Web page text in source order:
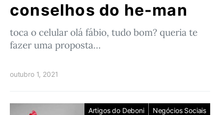
conselhos do he-man
toca o celular olá fábio, tudo bom? queria te
fazer uma proposta…
outubro 1, 2021
Artigos do Deboni Negócios Sociais